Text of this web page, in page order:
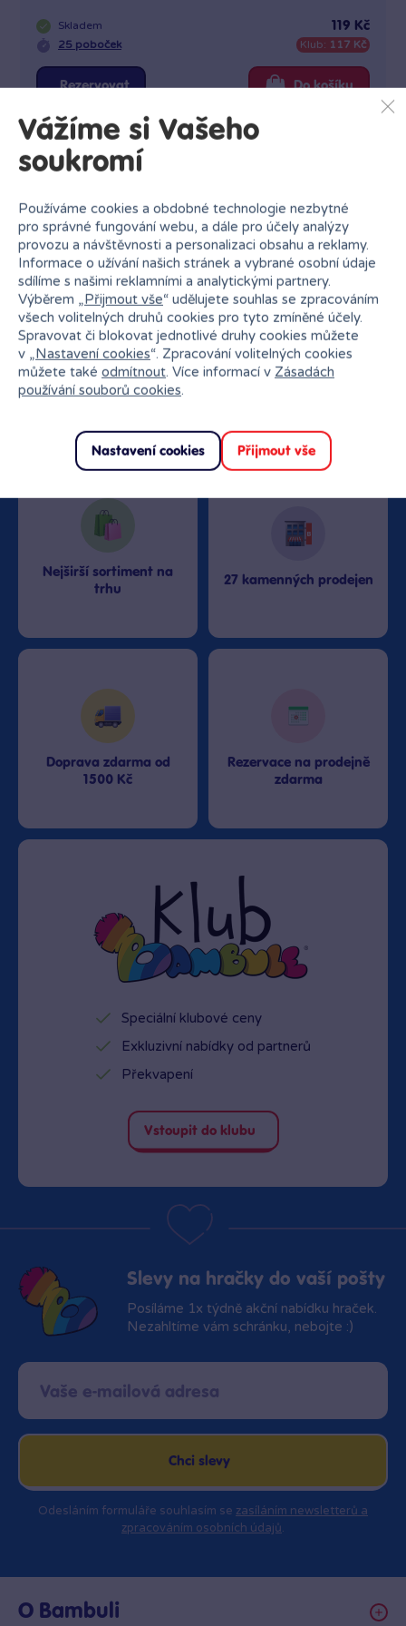
Skladem
25 poboček
119 Kč
Klub: 117 Kč
Rezervovat Do košíku
Proč nakupovat v Bambuli?
Nejširší sortiment na
trhu
27 kamenných prodejen
Doprava zdarma od
1500 Kč
Rezervace na prodejně
zdarma
Speciální klubové ceny
Exkluzivní nabídky od partnerů
Překvapení
Vstoupit do klubu
Slevy na hračky do vaší pošty
Posíláme 1x týdně akční nabídku hraček.
Nezahltíme vám schránku, nebojte :)
Chci slevy
Odesláním formuláře souhlasím se zasíláním newsletterů a
zpracováním osobních údajů.
O Bambuli
Vážíme si Vašeho
soukromí
Používáme cookies a obdobné technologie nezbytné
pro správné fungování webu, a dále pro účely analýzy
provozu a návštěvnosti a personalizaci obsahu a reklamy.
Informace o užívání našich stránek a vybrané osobní údaje
sdílíme s našimi reklamními a analytickými partnery.
Výběrem „Přijmout vše“ udělujete souhlas se zpracováním
všech volitelných druhů cookies pro tyto zmíněné účely.
Spravovat či blokovat jednotlivé druhy cookies můžete
v „Nastavení cookies“. Zpracování volitelných cookies
můžete také odmítnout. Více informací v Zásadách
používání souborů cookies.
Nastavení cookies Přijmout vše